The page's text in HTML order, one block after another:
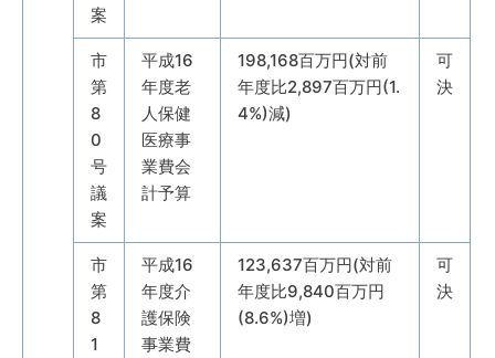
案
市
第
8
0
号
議
案
平成16
年度老
人保健
医療事
業費会
計予算
198,168百万円(対前
年度比2,897百万円(1.
4%)減)
可
決
市
第
8
1
平成16
年度介
護保険
事業費
123,637百万円(対前
年度比9,840百万円
(8.6%)増)
可
決